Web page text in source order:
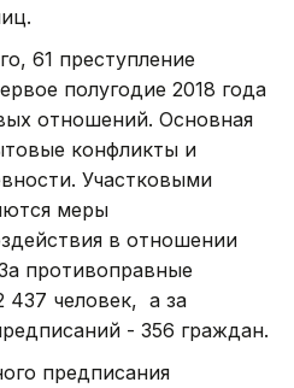
61 преступление
полугодие 2018 года
отношений. Основная
конфликты и
Участковыми
меры
в отношении
противоправные
437 человек, а за
- 356 граждан.
предписания